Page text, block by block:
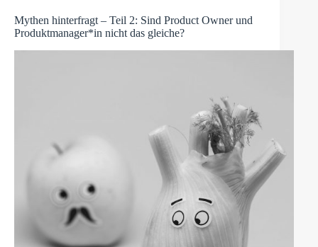
Mythen hinterfragt – Teil 2: Sind Product Owner und
Produktmanager*in nicht das gleiche?